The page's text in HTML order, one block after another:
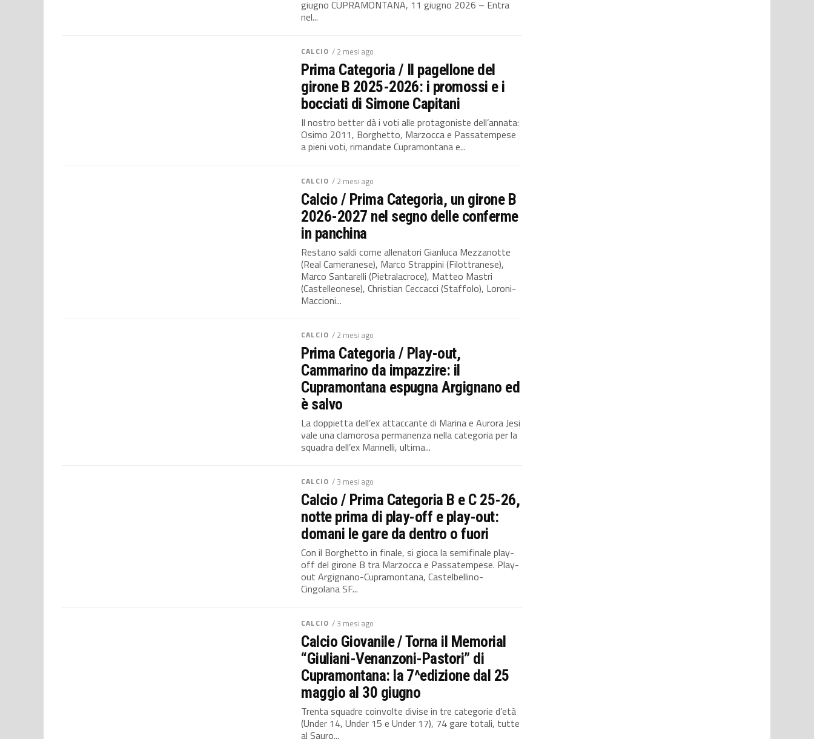
giugno CUPRAMONTANA, 11 giugno 2026 – Entra
nel...
CALCIO / 2 mesi ago
Prima Categoria / Il pagellone del
girone B 2025-2026: i promossi e i
bocciati di Simone Capitani
Il nostro better dà i voti alle protagoniste dell’annata:
Osimo 2011, Borghetto, Marzocca e Passatempese
a pieni voti, rimandate Cupramontana e...
CALCIO / 2 mesi ago
Calcio / Prima Categoria, un girone B
2026-2027 nel segno delle conferme
in panchina
Restano saldi come allenatori Gianluca Mezzanotte
(Real Cameranese), Marco Strappini (Filottranese),
Marco Santarelli (Pietralacroce), Matteo Mastri
(Castelleonese), Christian Ceccacci (Staffolo), Loroni-
Maccioni...
CALCIO / 2 mesi ago
Prima Categoria / Play-out,
Cammarino da impazzire: il
Cupramontana espugna Argignano ed
è salvo
La doppietta dell’ex attaccante di Marina e Aurora Jesi
vale una clamorosa permanenza nella categoria per la
squadra dell’ex Mannelli, ultima...
CALCIO / 3 mesi ago
Calcio / Prima Categoria B e C 25-26,
notte prima di play-off e play-out:
domani le gare da dentro o fuori
Con il Borghetto in finale, si gioca la semifinale play-
off del girone B tra Marzocca e Passatempese. Play-
out Argignano-Cupramontana, Castelbellino-
Cingolana SF...
CALCIO / 3 mesi ago
Calcio Giovanile / Torna il Memorial
“Giuliani-Venanzoni-Pastori” di
Cupramontana: la 7^edizione dal 25
maggio al 30 giugno
Trenta squadre coinvolte divise in tre categorie d’età
(Under 14, Under 15 e Under 17), 74 gare totali, tutte
al Sauro...